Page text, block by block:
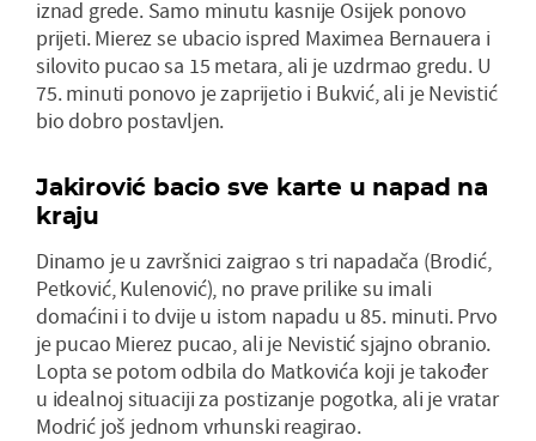
iznad grede. Samo minutu kasnije Osijek ponovo
prijeti. Mierez se ubacio ispred Maximea Bernauera i
silovito pucao sa 15 metara, ali je uzdrmao gredu. U
75. minuti ponovo je zaprijetio i Bukvić, ali je Nevistić
bio dobro postavljen.
Jakirović bacio sve karte u napad na
kraju
Dinamo je u završnici zaigrao s tri napadača (Brodić,
Petković, Kulenović), no prave prilike su imali
domaćini i to dvije u istom napadu u 85. minuti. Prvo
je pucao Mierez pucao, ali je Nevistić sjajno obranio.
Lopta se potom odbila do Matkovića koji je također
u idealnoj situaciji za postizanje pogotka, ali je vratar
Modrić još jednom vrhunski reagirao.